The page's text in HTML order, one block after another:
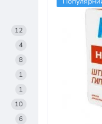
12
4
8
1
1
10
6